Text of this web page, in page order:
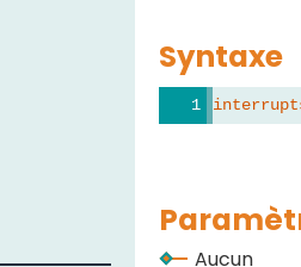
Syntaxe
Aucun